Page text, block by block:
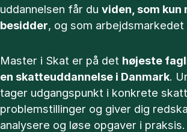
uddannelsen får du viden, som kun
besidder, og som
Master i Skat er på det højeste
en skatteuddannelse i Danmark.
tager udgangspunkt i konkrete
problemstillinger og giver dig
analysere og løse opgaver i